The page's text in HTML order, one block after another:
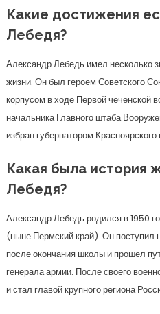
Какие достижения
Лебедя?
Александр Лебедь имел несколько
жизни. Он был героем Советского
корпусом в ходе Первой чеченской
начальника Главного штаба
избран губернатором Красноярского
Какая была история
Лебедя?
Александр Лебедь родился в 1950
(ныне Пермский край). Он
после окончания школы и прошел
генерала армии. После своего
и стал главой крупного региона